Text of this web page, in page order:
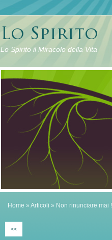
Lo Spirito il Miracolo della Vita
Home » Articoli » Non rinunciare mai !
<<